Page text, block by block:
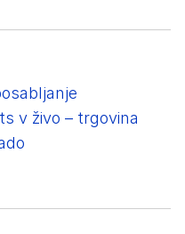
v živo – trgovina